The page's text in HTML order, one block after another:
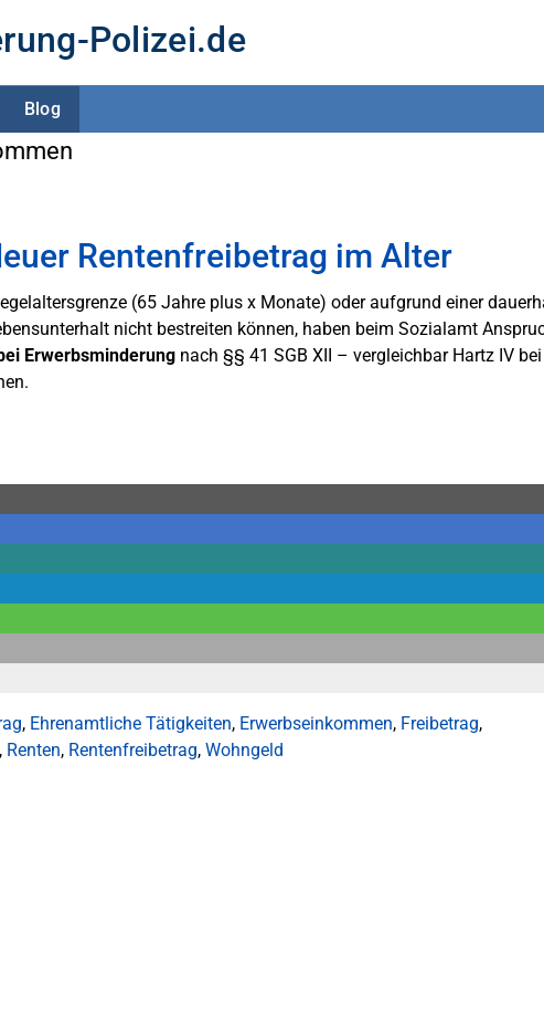
Polizei.de
Blog
Rentenfreibetrag im Alter
(65 Jahre plus x Monate) oder aufgrund einer
nicht bestreiten können, haben beim Sozialamt
Erwerbsminderung nach §§ 41 SGB XII – vergleichbar Hartz IV bei
, Ehrenamtliche Tätigkeiten, Erwerbseinkommen, Freibetrag,
, Renten, Rentenfreibetrag, Wohngeld